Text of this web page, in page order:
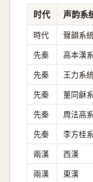
时代
声韵系
時代 聲韻系
先秦
高本漢
先秦
王力系
先秦
董同龢
先秦
周法高
先秦
李方桂
兩漢
西漢
兩漢
東漢